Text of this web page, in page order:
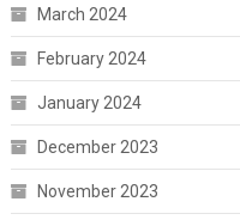
March 2024
February 2024
January 2024
December 2023
November 2023